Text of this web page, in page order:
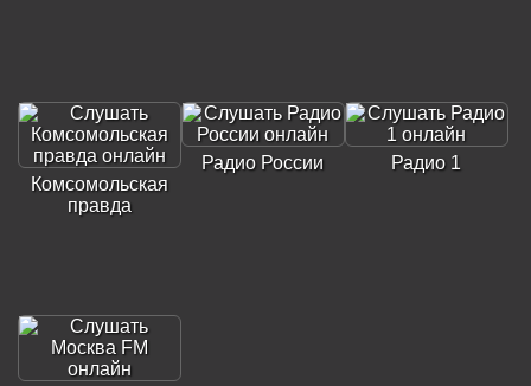
Комсомольская
правда
Радио России Радио 1